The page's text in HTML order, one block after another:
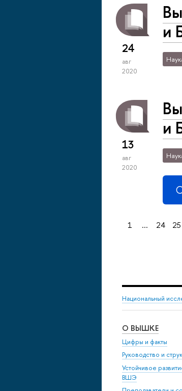
24
авг
2020
и
13
авг
2020
и
1 ... 24 25
Национальный
О ВЫШКЕ
Цифры и факты
Руководство и
Устойчивое
ВШЭ